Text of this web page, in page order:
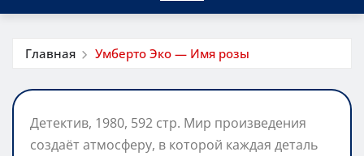
Главная Умберто Эко — Имя розы
Детектив, 1980, 592 стр. Мир произведения
создаёт атмосферу, в которой каждая деталь